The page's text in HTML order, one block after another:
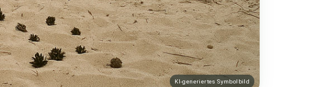
KI-generiertes Symbolbild